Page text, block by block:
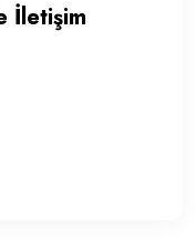
İletişim